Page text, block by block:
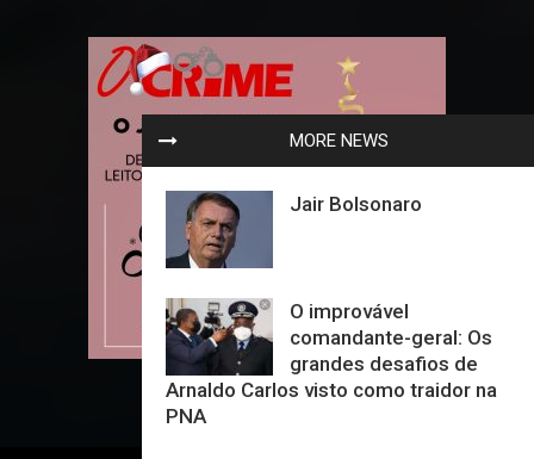
MORE NEWS
Jair Bolsonaro
O improvável
comandante-geral: Os
grandes desafios de
Arnaldo Carlos visto como traidor na
PNA